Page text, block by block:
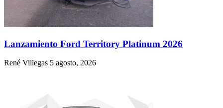
Lanzamiento Ford Territory Platinum 2026
René Villegas 5 agosto, 2026